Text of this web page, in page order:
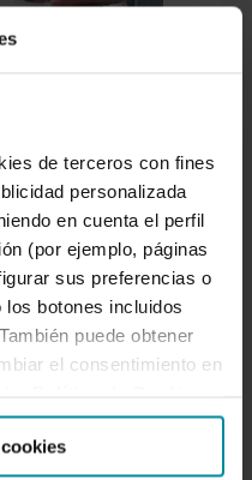
de terceros con fines
personalizada
en cuenta el perfil
(por ejemplo, páginas
sus preferencias o
botones incluidos
puede obtener
el consentimiento en
atenderte como
compartir. Por eso
como este. Aquí el
parte de nuestro